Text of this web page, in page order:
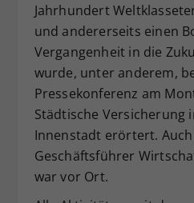
Jahrhundert
und andererseits einen
Vergangenheit in die
wurde, unter anderem,
Pressekonferenz am
Städtische Versicherung
Innenstadt erörtert. Auch
Geschäftsführer
war vor Ort.